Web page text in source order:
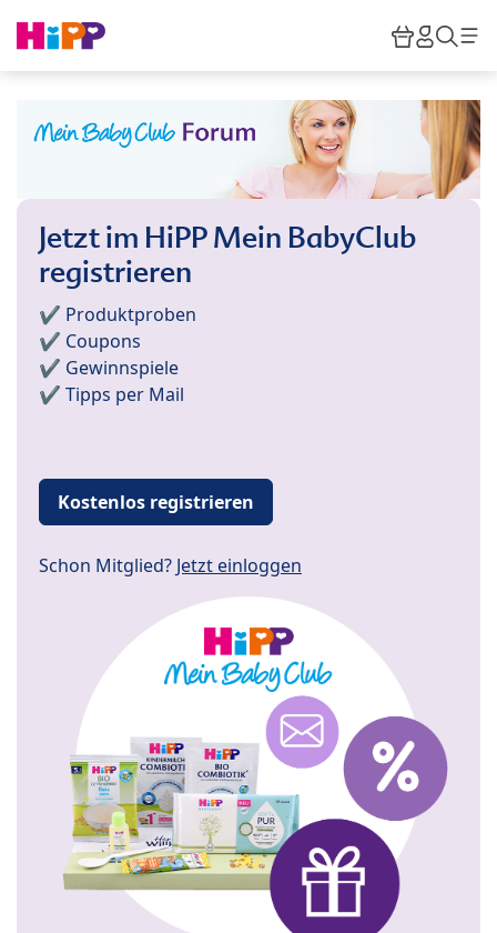
HiPP
Jetzt im HiPP Mein BabyClub
registrieren
✔️ Produktproben
✔️ Coupons
✔️ Gewinnspiele
✔️ Tipps per Mail
Kostenlos registrieren
Schon Mitglied? Jetzt einloggen